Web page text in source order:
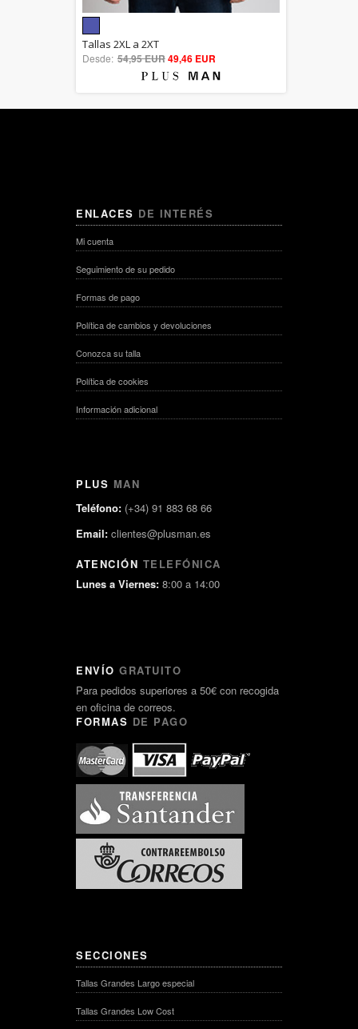
5.00
out of 5
Tallas 2XL a 2XT
Desde: 54,95 EUR49,46 EUR
ENLACES DE INTERÉS
Mi cuenta
Seguimiento de su pedido
Formas de pago
Política de cambios y devoluciones
Conozca su talla
Política de cookies
Información adicional
PLUS MAN
Teléfono: (+34) 91 883 68 66
Email: clientes@plusman.es
ATENCIÓN TELEFÓNICA
Lunes a Viernes: 8:00 a 14:00
ENVÍO GRATUITO
Para pedidos superiores a 50€ con recogida
en oficina de correos.
FORMAS DE PAGO
SECCIONES
Tallas Grandes Largo especial
Tallas Grandes Low Cost